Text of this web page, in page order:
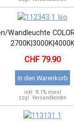
Wandleuchte
79.90
in den Warenkorb
inkl. 8.1% mwst
zzgl. Versandkosten